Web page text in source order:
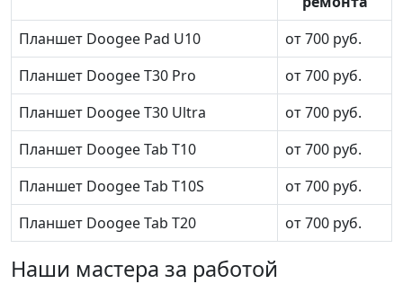
Планшет Doogee Pad U10
от 700 руб.
Планшет Doogee T30 Pro
от 700 руб.
Планшет Doogee T30 Ultra
от 700 руб.
Планшет Doogee Tab T10
от 700 руб.
Планшет Doogee Tab T10S
от 700 руб.
Планшет Doogee Tab T20
от 700 руб.
Наши мастера за работой